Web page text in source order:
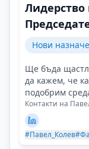
Нови
Ще бъда
да кажем, че
подобрим
Контакти на
#Павел_Колев